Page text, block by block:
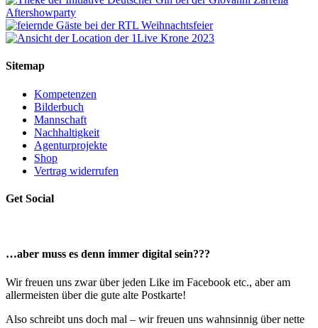
Sitemap
Kompetenzen
Bilderbuch
Mannschaft
Nachhaltigkeit
Agenturprojekte
Shop
Vertrag widerrufen
Get Social
…aber muss es denn immer digital sein???
Wir freuen uns zwar über jeden Like im Facebook etc., aber am
allermeisten über die gute alte Postkarte!
Also schreibt uns doch mal – wir freuen uns wahnsinnig über nette